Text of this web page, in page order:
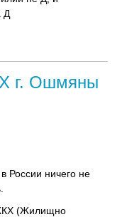
Д
г. Ошмяны
России ничего не
(Жилищно